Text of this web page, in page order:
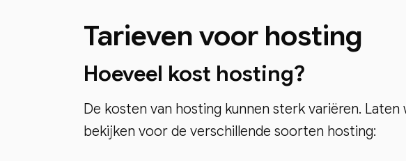
Tarieven voor hosting
Hoeveel kost hosting?
De kosten van hosting kunnen sterk variëren.
bekijken voor de verschillende soorten hosting: